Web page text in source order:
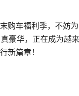
购车福利季，不妨
豪华，正在成为越
新篇章！